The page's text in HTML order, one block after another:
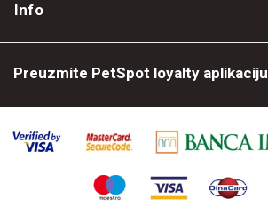
Info
Preuzmite PetSpot loyalty aplikaciju